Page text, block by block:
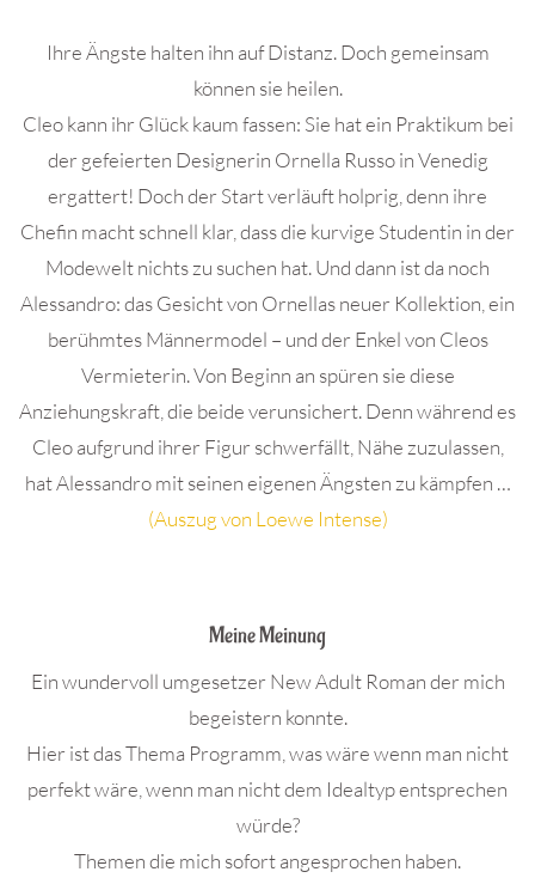
Ihre Ängste halten ihn auf Distanz. Doch gemeinsam
können sie heilen.
Cleo kann ihr Glück kaum fassen: Sie hat ein Praktikum bei
der gefeierten Designerin Ornella Russo in Venedig
ergattert! Doch der Start verläuft holprig, denn ihre
Chefin macht schnell klar, dass die kurvige Studentin in der
Modewelt nichts zu suchen hat. Und dann ist da noch
Alessandro: das Gesicht von Ornellas neuer Kollektion, ein
berühmtes Männermodel – und der Enkel von Cleos
Vermieterin. Von Beginn an spüren sie diese
Anziehungskraft, die beide verunsichert. Denn während es
Cleo aufgrund ihrer Figur schwerfällt, Nähe zuzulassen,
hat Alessandro mit seinen eigenen Ängsten zu kämpfen …
(Auszug von Loewe Intense)
Meine Meinung
Ein wundervoll umgesetzer New Adult Roman der mich
begeistern konnte.
Hier ist das Thema Programm, was wäre wenn man nicht
perfekt wäre, wenn man nicht dem Idealtyp entsprechen
würde?
Themen die mich sofort angesprochen haben.